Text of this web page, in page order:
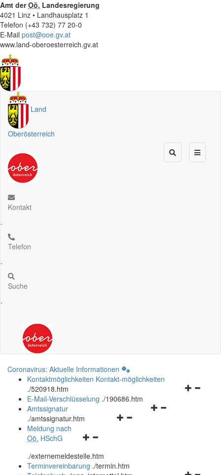
Amt derOö. Landesregierung
4021 Linz • Landhausplatz 1
Telefon (+43 732) 77 20-0
E-Mail post@ooe.gv.at
www.land-oberoesterreich.gv.at
Land
Oberösterreich
Kontakt
.
Telefon
.
Suche
.
Coronavirus: Aktuelle Informationen
Kontaktmöglichkeiten Kontakt-möglichkeiten
./520918.htm
Navigationsmenü
E-Mail-Verschlüsselung ./190686.htm
Navigationsmenü
Amtssignatur
./amtssignatur.htm
Navigationsmenü
und
schließen
Meldung nach
Oö. HSchG
./externemeldestelle.htm
Terminvereinbarung ./termin.htm